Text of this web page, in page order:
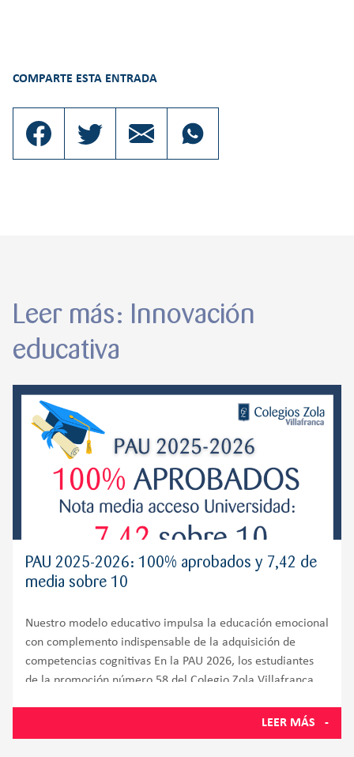
COMPARTE ESTA ENTRADA
Leer más: Innovación
educativa
PAU 2025-2026: 100% aprobados y 7,42 de
media sobre 10
Nuestro modelo educativo impulsa la educación emocional
con complemento indispensable de la adquisición de
competencias cognitivas En la PAU 2026, los estudiantes
de la promoción número 58 del Colegio Zola Villafranca,
LEER MÁS